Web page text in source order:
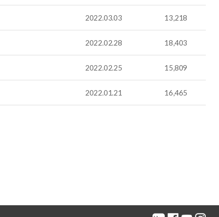
2022.03.03 13,218
2022.02.28 18,403
2022.02.25 15,809
2022.01.21 16,465